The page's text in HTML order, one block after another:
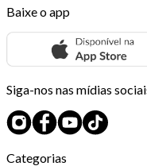
Baixe o app
Siga-nos nas mídias
Categorias